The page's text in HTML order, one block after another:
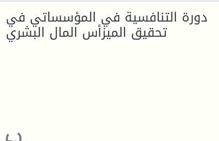
دورة التنافسیة في المؤسساتي في
تحقیق المیزأس المال البشري
Loading...